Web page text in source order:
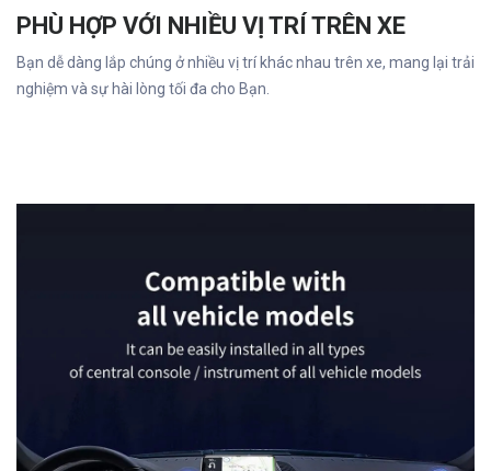
PHÙ HỢP VỚI NHIỀU VỊ TRÍ TRÊN XE
Bạn dễ dàng lắp chúng ở nhiều vị trí khác nhau trên xe, mang lại trải
nghiệm và sự hài lòng tối đa cho Bạn.